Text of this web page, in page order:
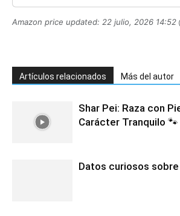
Amazon price updated: 22 julio, 2026 14:52
Artículos relacionados Más del autor
Shar Pei: Raza con
Carácter Tranquilo 🐾
Datos curiosos